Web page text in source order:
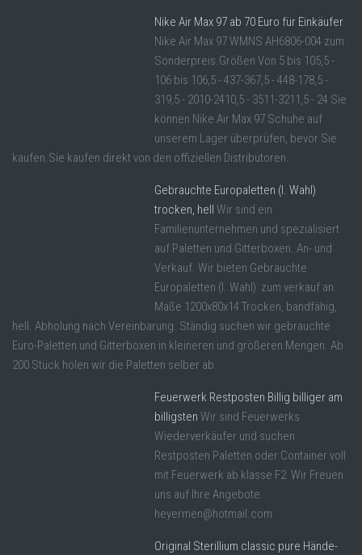
Nike Air Max 97 ab 70 Euro für Einkäufer
Nike Air Max 97 WMNS AH6806-004 zum
Sonderpreis.Größen Von 5 bis 105,5 -
106 bis 106,5 - 437-367,5 - 448-178,5 -
319,5 - 2010-2410,5 - 3511-3211,5 - 24 Sie
können Nike Air Max 97 Schuhe auf
unserem Lager überprüfen, bevor Sie
kaufen.Sie kaufen direkt von den offiziellen Distributoren.
Gebrauchte Europaletten (I. Wahl)
trocken, hell Wir sind ein
Familienunternehmen und spezialisiert
auf Paletten und Gitterboxen. An- und
Verkauf. Wir bieten Gebrauchte
Europaletten (I. Wahl) zum verkauf an.
Maße 1200x80x14 Trocken, bandfähig,
hell. Abholung nach Vereinbarung. Ständig suchen wir gebrauchte
Euro-Paletten und Gitterboxen in kleineren und größeren Mengen. Ab
200 Stück holen wir die Paletten selber ab.
Feuerwerk Restposten Billig billiger am
billigsten Wir sind Feuerwerks
Wiederverkäufer und suchen
Restposten Paletten oder Container voll
mit Feuerwerk ab klasse F2 Wir Freuen
uns auf Ihre Angebote.
heyermen@hotmail.com
Original Sterillium classic pure Hände-